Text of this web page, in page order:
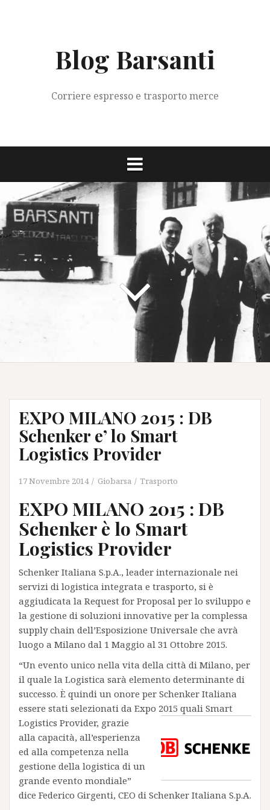
Blog Barsanti
Corriere espresso e trasporto merce
EXPO MILANO 2015 : DB
Schenker e’ lo Smart
Logistics Provider
17 Novembre 2014 Giobarsa Trasporto
EXPO MILANO 2015 : DB
Schenker è lo Smart
Logistics Provider
Schenker Italiana S.p.A., leader internazionale nei
servizi di logistica integrata e trasporto, si è
aggiudicata la Request for Proposal per lo sviluppo e
la gestione di soluzioni innovative per la complessa
supply chain dell’Esposizione Universale che avrà
luogo a Milano dal 1 Maggio al 31 Ottobre 2015.
“Un evento unico nella vita della città di Milano, per
il quale la Logistica sarà elemento determinante di
successo. È quindi un onore per Schenker Italiana
essere stati selezionati da Expo 2015 quali Smart
Logistics Provider, grazie
alla capacità, all’esperienza
ed alla competenza nella
gestione della logistica di un
grande evento mondiale”
dice Federico Girgenti, CEO di Schenker Italiana S.p.A.